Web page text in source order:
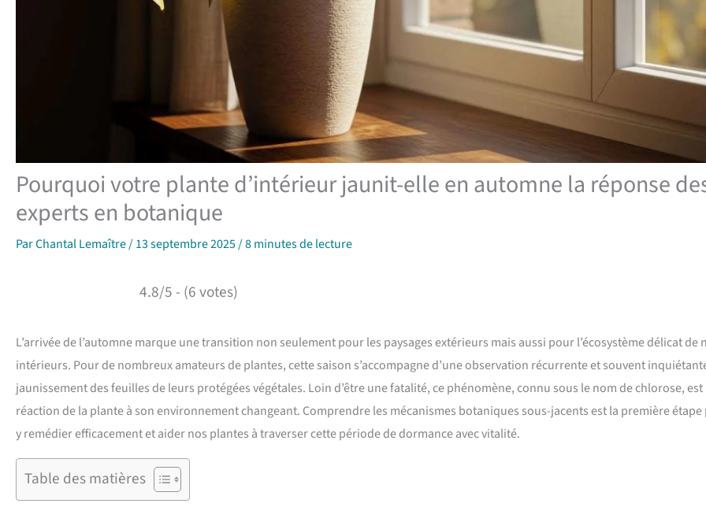
Pourquoi votre plante d’intérieur jaunit-elle en automne la réponse
experts en botanique
ParChantal Lemaître/13 septembre 2025/8 minutes de lecture
4.8/5 - (6 votes)
L’arrivée de l’automne marque une transition non seulement pour les paysages extérieurs mais aussi pour l’écosystème délicat de
intérieurs. Pour de nombreux amateurs de plantes, cette saison s’accompagne d’une observation récurrente et souvent
jaunissement des feuilles de leurs protégées végétales. Loin d’être une fatalité, ce phénomène, connu sous le nom de chlorose,
réaction de la plante à son environnement changeant. Comprendre les mécanismes botaniques sous-jacents est la première
y remédier efficacement et aider nos plantes à traverser cette période de dormance avec vitalité.
Table des matières